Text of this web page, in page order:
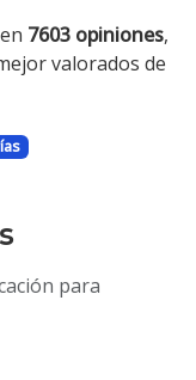
7603 opiniones,
valorados de
para